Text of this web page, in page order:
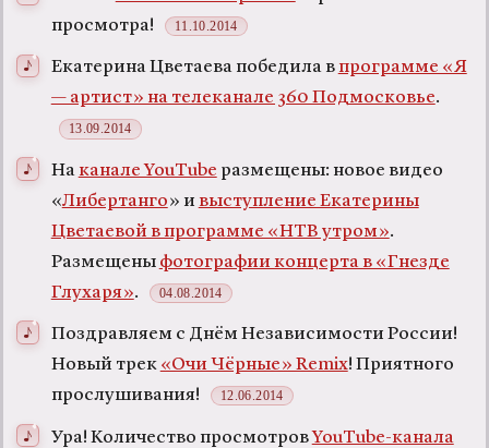
просмотра!
11.10.2014
Екатерина Цветаева победила в программе «Я
— артист» на телеканале 360 Подмосковье.
13.09.2014
На канале YouTube размещены: новое видео
«Либертанго» и выступление Екатерины
Цветаевой в программе «НТВ утром».
Размещены фотографии концерта в «Гнезде
Глухаря». 04.08.2014
Поздравляем с Днём Независимости России!
Новый трек «Очи Чёрные» Remix! Приятного
прослушивания!
12.06.2014
Ура! Количество просмотровYouTube-канала